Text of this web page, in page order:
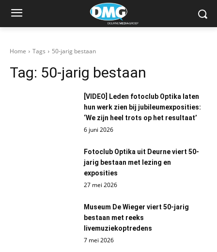
Home Tags 50-jarig bestaan
Tag: 50-jarig bestaan
[VIDEO] Leden fotoclub Optika laten
hun werk zien bij jubileumexposities:
‘We zijn heel trots op het resultaat’
6 juni 2026
Fotoclub Optika uit Deurne viert 50-
jarig bestaan met lezing en
exposities
27 mei 2026
Museum De Wieger viert 50-jarig
bestaan met reeks
livemuziekoptredens
7 mei 2026